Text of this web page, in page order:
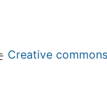
Creative